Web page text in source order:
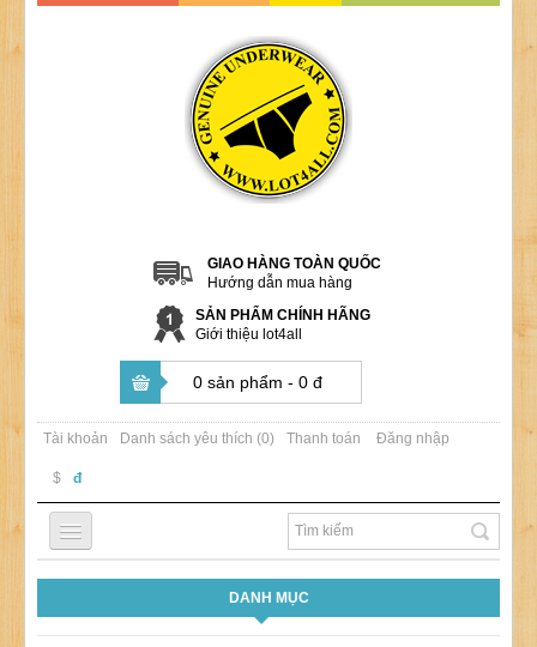
GIAO HÀNG TOÀN QUỐC
Hướng dẫn mua hàng
SẢN PHẨM CHÍNH HÃNG
Giới thiệu lot4all
0 sản phẩm - 0 đ
Tài khoản Danh sách yêu thích (0) Thanh toán Đăng nhập
$ đ
DANH MỤC